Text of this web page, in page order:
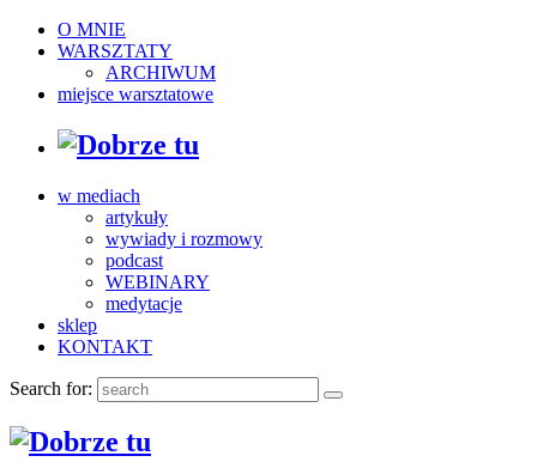
O MNIE
WARSZTATY
ARCHIWUM
miejsce warsztatowe
w mediach
artykuły
wywiady i rozmowy
podcast
WEBINARY
medytacje
sklep
KONTAKT
Search for: